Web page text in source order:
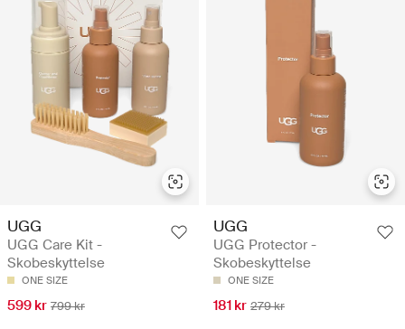
UGG
UGG Care Kit -
Skobeskyttelse
ONE SIZE
599 kr 799 kr
UGG
UGG Protector -
Skobeskyttelse
ONE SIZE
181 kr 279 kr